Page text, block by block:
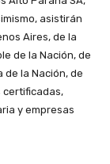
asistirán
Aires, de la
de la Nación, de
de la Nación, de
certificadas,
y empresas